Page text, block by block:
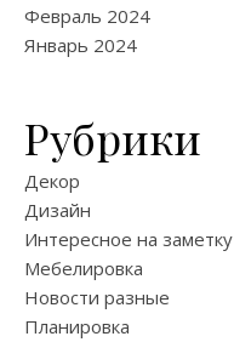
Февраль 2024
Январь 2024
Рубрики
Декор
Дизайн
Интересное на заметку
Мебелировка
Новости разные
Планировка